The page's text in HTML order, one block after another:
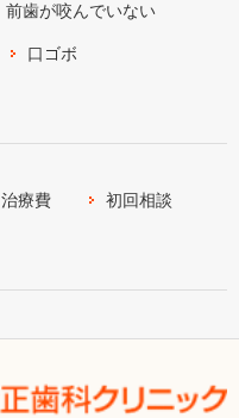
前歯が咬んでいない
口ゴボ
治療費 初回相談